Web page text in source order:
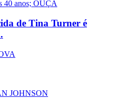
de Tina Turner é
JOHNSON